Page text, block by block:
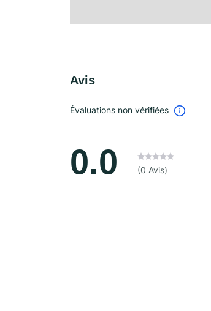
Avis
Évaluations non vérifiées
0.0 (0 Avis)